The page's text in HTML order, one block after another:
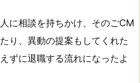
に相談を持ちかけ、そのごCM
り、異動の提案もしてくれた
ずに退職する流れになったよ